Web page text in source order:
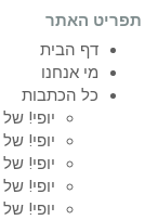
תפריט האתר
דף הבית
מי אנחנו
כל הכתבות
יופי!
יופי!
יופי! של
יופי!
יופי!